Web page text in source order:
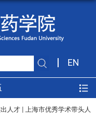
EN
人才 上海市优秀学术带头人